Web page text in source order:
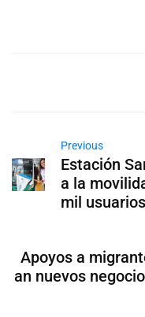
Previous
Estación
a la
mil
Apoyos a
an nuevos